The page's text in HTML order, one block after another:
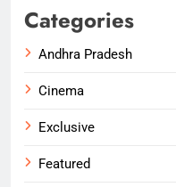
Categories
Andhra Pradesh
Cinema
Exclusive
Featured